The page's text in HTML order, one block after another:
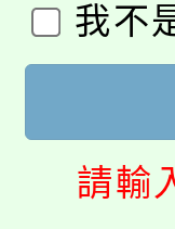
我不
請輸